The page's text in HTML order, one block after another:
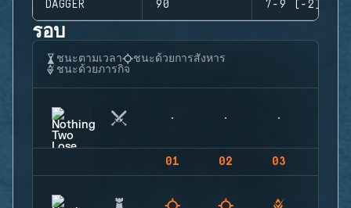
DAGGER 90 7-9 (-2)
รอบ
ชนะตามเวลา
ชนะด้วยการสังหาร
ชนะด้วยภารกิจ
01 02 03